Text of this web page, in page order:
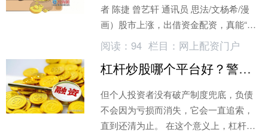
者 陈捷 曾艺轩 通讯员 思法/文杨希/漫
画）股市上涨，出借资金配资，真能“躺
赢”吗？近日，思明法院发布了这样一起
案件
阅读：94 栏目： 网上配资门户
杠杆炒股哪个平台好？警惕借钱加仓的心理陷阱
但个人投资者没有破产制度兜底，负债
不会因为亏损而消失，它会一直追索，
直到还清为止。 在这个意义上，杠杆会